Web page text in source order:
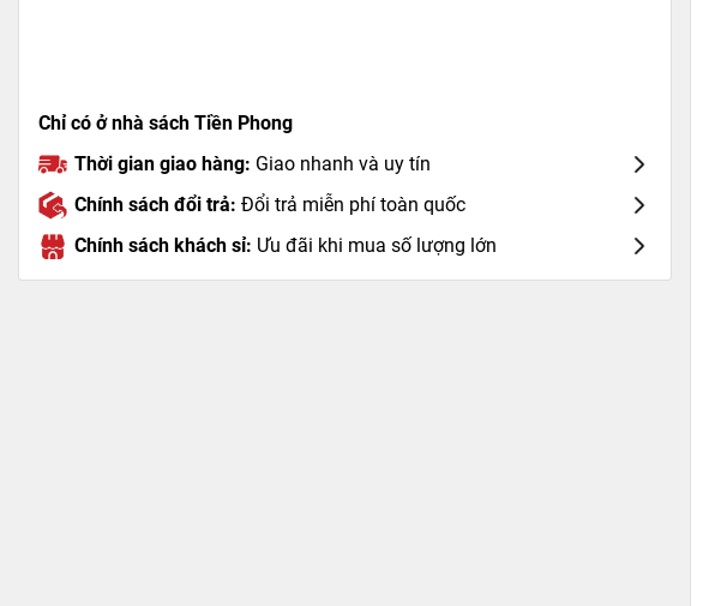
Chỉ có ở nhà sách Tiền Phong
Thời gian giao hàng: Giao nhanh và uy tín
Chính sách đổi trả: Đổi trả miễn phí toàn quốc
Chính sách khách sỉ: Ưu đãi khi mua số lượng lớn